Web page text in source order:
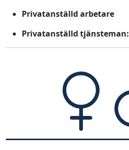
Privatanställd arbetare
Privatanställd tjänsteman: